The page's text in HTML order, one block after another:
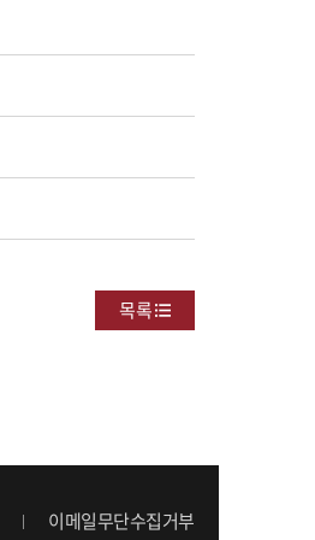
목록
이메일무단수집거부